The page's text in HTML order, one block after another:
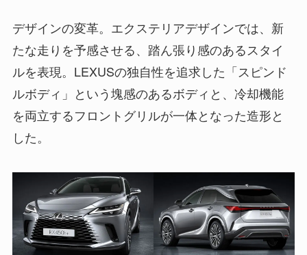
デザインの変革。エクステリアデザインでは、新
たな走りを予感させる、踏ん張り感のあるスタイ
ルを表現。LEXUSの独自性を追求した「スピンド
ルボディ」という塊感のあるボディと、冷却機能
を両立するフロントグリルが一体となった造形と
した。